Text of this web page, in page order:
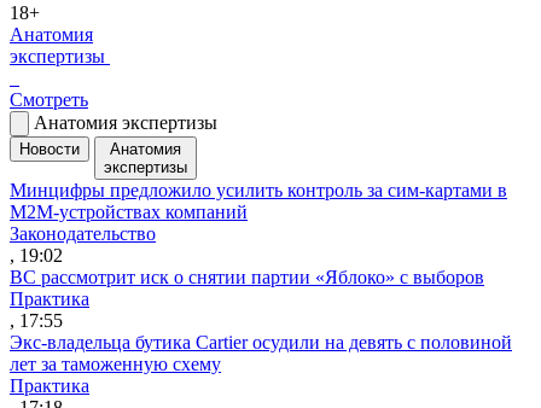
18+
Анатомия
экспертизы
Смотреть
Анатомия экспертизы
Новости
Анатомия
экспертизы
Минцифры предложило усилить контроль за сим-картами в
M2M-устройствах компаний
Законодательство
, 19:02
ВС рассмотрит иск о снятии партии «Яблоко» с выборов
Практика
, 17:55
Экс-владельца бутика Cartier осудили на девять с половиной
лет за таможенную схему
Практика